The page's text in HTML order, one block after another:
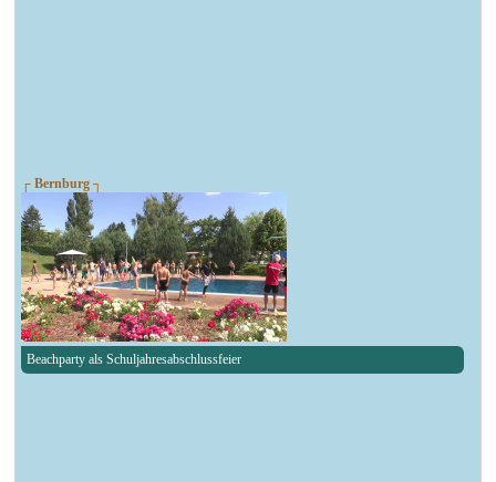
┌ Bernburg ┐
Beachparty als Schuljahresabschlussfeier